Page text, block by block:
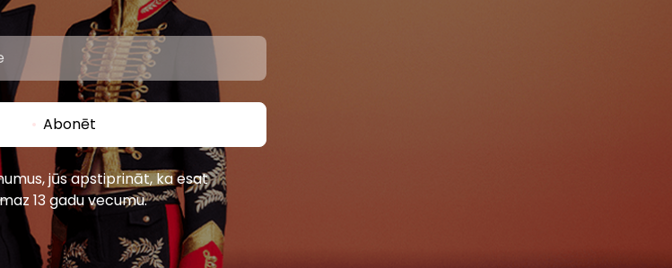
Abonēt
jūs apstiprināt, ka esat
13 gadu vecumu.